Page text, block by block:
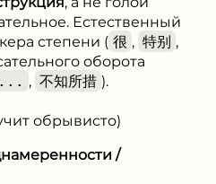
Естественный
степени ( 很 , 特别 ,
оборота
... , 不知所措 ).
обрывисто)
/